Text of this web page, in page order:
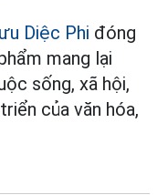
Diệc Phi đóng
mang lại
sống, xã hội,
của văn hóa,